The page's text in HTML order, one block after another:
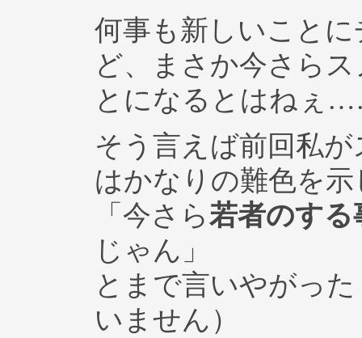
何事も新しいこと
ど、まさか今さら
とになるとはね
そう言えば前回私
はかなりの難色を
「今さら若者のす
じゃん」
とまで言いやがっ
いません）